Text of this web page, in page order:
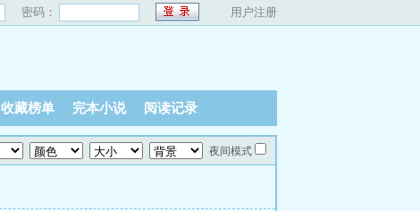
密码： 用户注册
收藏榜单 完本小说 阅读记录
夜间模式